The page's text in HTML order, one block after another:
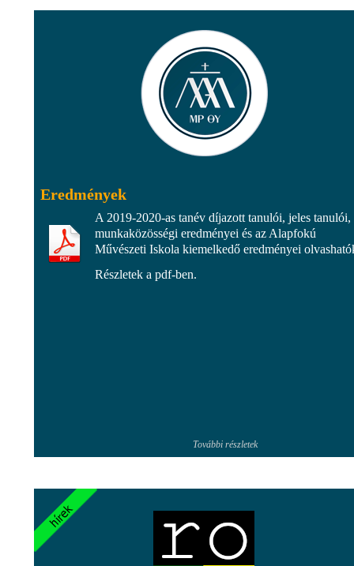
Eredmények
A 2019-2020-as tanév díjazott tanulói, jeles tanulói,
munkaközösségi eredményei és az Alapfokú
Művészeti Iskola kiemelkedő eredményei
Részletek a pdf-ben.
További részletek